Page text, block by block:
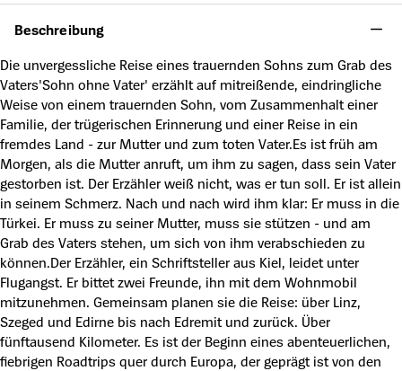
Beschreibung
Die unvergessliche Reise eines trauernden Sohns zum Grab des
Vaters'Sohn ohne Vater' erzählt auf mitreißende, eindringliche
Weise von einem trauernden Sohn, vom Zusammenhalt einer
Familie, der trügerischen Erinnerung und einer Reise in ein
fremdes Land - zur Mutter und zum toten Vater.Es ist früh am
Morgen, als die Mutter anruft, um ihm zu sagen, dass sein Vater
gestorben ist. Der Erzähler weiß nicht, was er tun soll. Er ist allein
in seinem Schmerz. Nach und nach wird ihm klar: Er muss in die
Türkei. Er muss zu seiner Mutter, muss sie stützen - und am
Grab des Vaters stehen, um sich von ihm verabschieden zu
können.Der Erzähler, ein Schriftsteller aus Kiel, leidet unter
Flugangst. Er bittet zwei Freunde, ihn mit dem Wohnmobil
mitzunehmen. Gemeinsam planen sie die Reise: über Linz,
Szeged und Edirne bis nach Edremit und zurück. Über
fünftausend Kilometer. Es ist der Beginn eines abenteuerlichen,
fiebrigen Roadtrips quer durch Europa, der geprägt ist von den